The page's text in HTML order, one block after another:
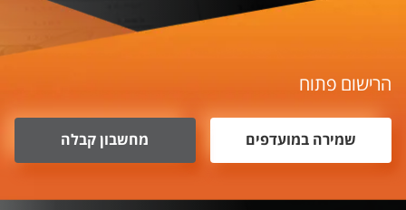
הרישום פתוח
שמירה במועדפים מחשבון קבלה